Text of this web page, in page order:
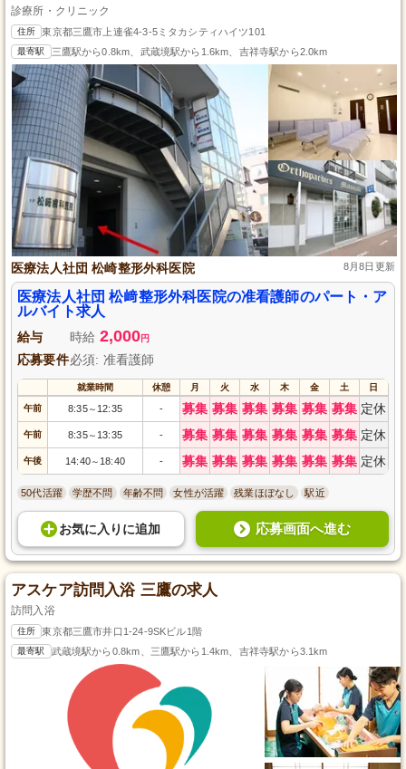
診療所・クリニック
住所 東京都三鷹市上連雀4-3-5ミタカシティハイツ101
最寄駅 三鷹駅から0.8km、武蔵境駅から1.6km、吉祥寺駅から2.0km
医療法人社団 松崎整形外科医院 8月8日更新
医療法人社団 松﨑整形外科医院の准看護師のパート・ア
ルバイト求人
給与 時給 2,000円
応募要件必須: 准看護師
就業時間 休憩 月 火 水 木 金 土 日
午前 8:35～ 12:35 - 募集 募集 募集 募集 募集 募集 定休
午前 8:35～ 13:35 - 募集 募集 募集 募集 募集 募集 定休
午後 14:40～ 18:40 - 募集 募集 募集 募集 募集 募集 定休
50代活躍 学歴不問 年齢不問 女性が活躍 残業ほぼなし 駅近
お気に入り に追加 応募画面へ進む
アスケア訪問入浴 三鷹の求人
訪問入浴
住所 東京都三鷹市井口1-24-9SKビル1階
最寄駅 武蔵境駅から0.8km、三鷹駅から1.4km、吉祥寺駅から3.1km